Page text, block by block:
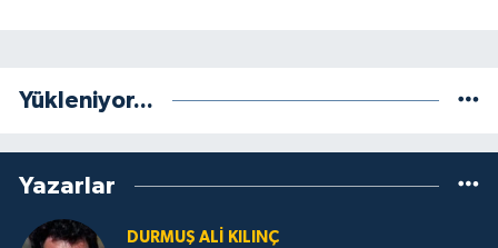
Yükleniyor...
Yazarlar
DURMUŞ ALI KILINÇ